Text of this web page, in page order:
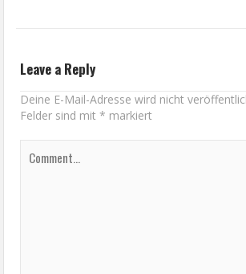
Leave a Reply
Deine E-Mail-Adresse wird nicht
Felder sind mit* markiert